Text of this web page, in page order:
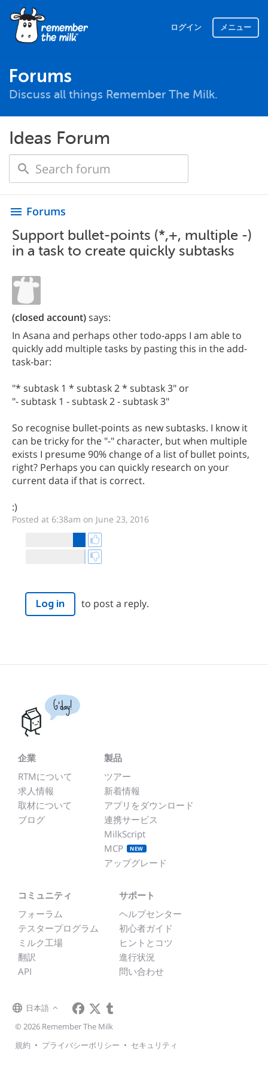
ログイン メニュー
Forums
Discuss all things Remember The Milk.
Ideas Forum
menu Forums
Support bullet-points (*,+, multiple -)
in a task to create quickly subtasks
(closed account)says:
In Asana and perhaps other todo-apps I am able to
quickly add multiple tasks by pasting this in the add-
task-bar:
"* subtask 1 * subtask 2 * subtask 3" or
"- subtask 1 - subtask 2 - subtask 3"
So recognise bullet-points as new subtasks. I know it
can be tricky for the "-" character, but when multiple
exists I presume 90% change of a list of bullet points,
right? Perhaps you can quickly research on your
current data if that is correct.
:)
Posted at 6:38am on June 23, 2016
Log in to post a reply.
G'day!
企業
RTMについて
求人情報
取材について
ブログ
製品
ツアー
新着情報
アプリをダウンロード
連携サービス
MilkScript
MCP
NEW
アップグレード
コミュニティ
フォーラム
テスタープログラム
ミルク工場
翻訳
API
サポート
ヘルプセンター
初心者ガイド
ヒントとコツ
進行状況
問い合わせ
日本語
© 2026 Remember The Milk
規約 • プライバシーポリシー • セキュリティ